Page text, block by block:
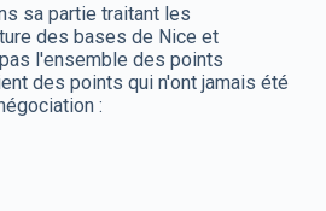
sa partie traitant les
des bases de Nice et
l'ensemble des points
des points qui n'ont jamais été
: